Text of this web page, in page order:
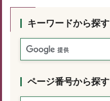
キーワードから探す
ページ番号から探す